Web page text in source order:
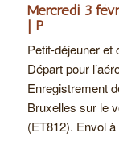
Mercredi 3
| P
Petit-déjeuner et
Départ pour
Enregistrement
Bruxelles sur le
(ET812). Envol